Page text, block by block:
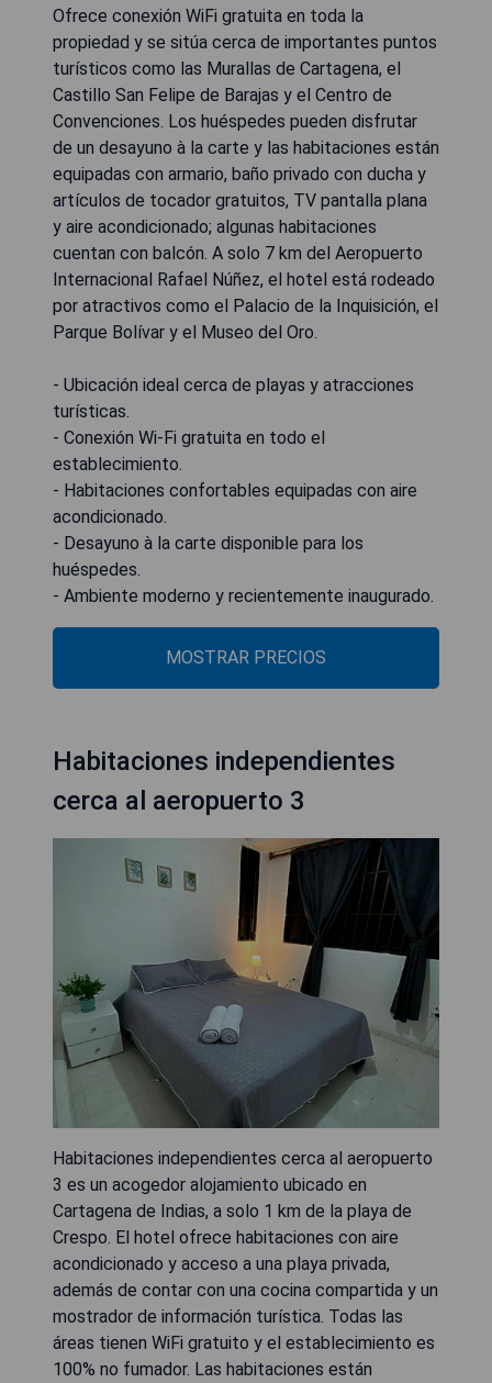
Ofrece conexión WiFi gratuita en toda la
propiedad y se sitúa cerca de importantes puntos
turísticos como las Murallas de Cartagena, el
Castillo San Felipe de Barajas y el Centro de
Convenciones. Los huéspedes pueden disfrutar
de un desayuno à la carte y las habitaciones están
equipadas con armario, baño privado con ducha y
artículos de tocador gratuitos, TV pantalla plana
y aire acondicionado; algunas habitaciones
cuentan con balcón. A solo 7 km del Aeropuerto
Internacional Rafael Núñez, el hotel está rodeado
por atractivos como el Palacio de la Inquisición, el
Parque Bolívar y el Museo del Oro.
- Ubicación ideal cerca de playas y atracciones
turísticas.
- Conexión Wi-Fi gratuita en todo el
establecimiento.
- Habitaciones confortables equipadas con aire
acondicionado.
- Desayuno à la carte disponible para los
huéspedes.
- Ambiente moderno y recientemente inaugurado.
MOSTRAR PRECIOS
Habitaciones independientes
cerca al aeropuerto 3
Habitaciones independientes cerca al aeropuerto
3 es un acogedor alojamiento ubicado en
Cartagena de Indias, a solo 1 km de la playa de
Crespo. El hotel ofrece habitaciones con aire
acondicionado y acceso a una playa privada,
además de contar con una cocina compartida y un
mostrador de información turística. Todas las
áreas tienen WiFi gratuito y el establecimiento es
100% no fumador. Las habitaciones están